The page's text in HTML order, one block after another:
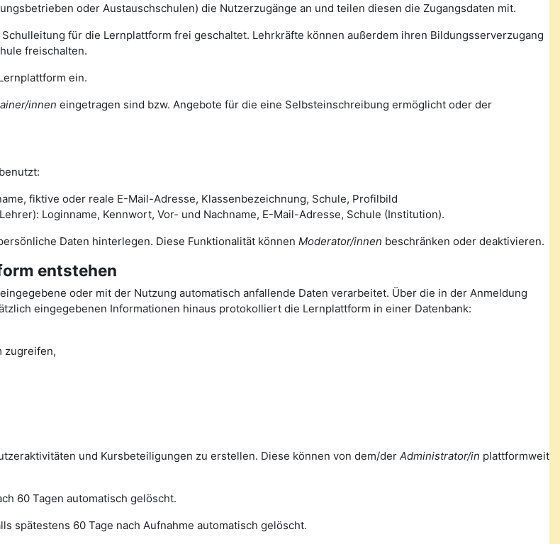
oder Austauschschulen) die Nutzerzugänge an und teilen diesen die Zugangsdaten mit.
für die Lernplattform frei geschaltet. Lehrkräfte können außerdem ihren Bildungsserverzugang
freischalten.
ein.
innen eingetragen sind bzw. Angebote für die eine Selbsteinschreibung ermöglicht oder der
fiktive oder reale E-Mail-Adresse, Klassenbezeichnung, Schule, Profilbild
Loginname, Kennwort, Vor- und Nachname, E-Mail-Adresse, Schule (Institution).
Daten hinterlegen. Diese Funktionalität können Moderator/innen beschränken oder deaktivieren.
entstehen
oder mit der Nutzung automatisch anfallende Daten verarbeitet. Über die in der Anmeldung
eingegebenen Informationen hinaus protokolliert die Lernplattform in einer Datenbank:
zugreifen,
und Kursbeteiligungen zu erstellen. Diese können von dem/der Administrator/in plattformweit
60 Tagen automatisch gelöscht.
spätestens 60 Tage nach Aufnahme automatisch gelöscht.